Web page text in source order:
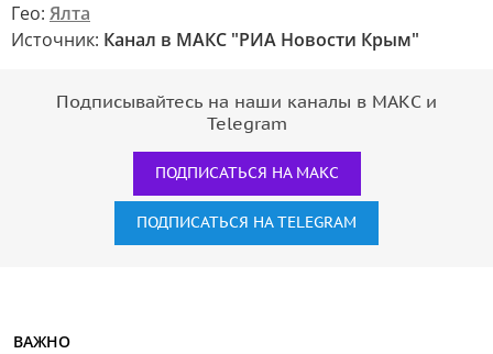
Гео: Ялта
Источник: Канал в МАКС "РИА Новости Крым"
Подписывайтесь на наши каналы в МАКС и
Telegram
ПОДПИСАТЬСЯ НА МАКС
ПОДПИСАТЬСЯ НА TELEGRAM
ВАЖНО